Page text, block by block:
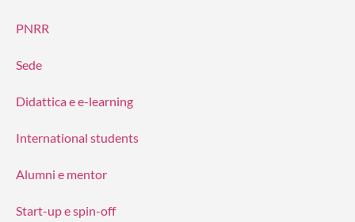
PNRR
Sede
Didattica e e-learning
International students
Alumni e mentor
Start-up e spin-off